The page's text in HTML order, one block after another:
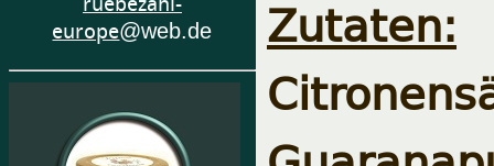
europe@web.de Zutaten: